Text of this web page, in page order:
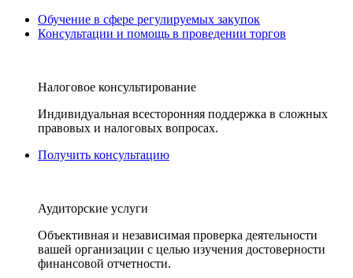
Обучение в сфере регулируемых закупок
Консультации и помощь в проведении торгов
Налоговое консультирование
Индивидуальная всесторонняя поддержка в сложных
правовых и налоговых вопросах.
Получить консультацию
Аудиторские услуги
Объективная и независимая проверка деятельности
вашей организации с целью изучения достоверности
финансовой отчетности.